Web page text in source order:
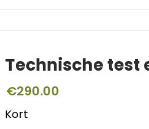
Technische test
€290.00
Kort